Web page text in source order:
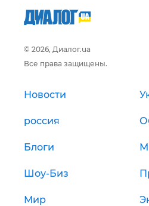
© 2026, Диалог.ua
Все права защищены.
Новости
россия
Блоги
Шоу-Биз
Мир